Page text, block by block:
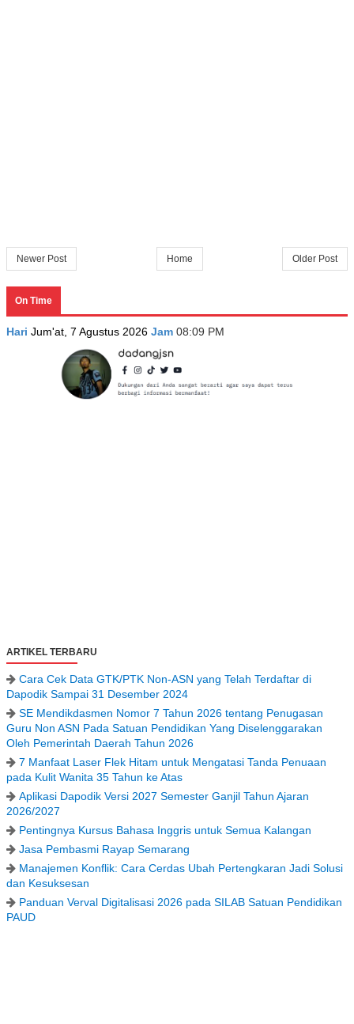
Newer Post Older Post
Home
On Time
Hari Jum'at, 7 Agustus 2026 Jam 08:09 PM
ARTIKEL TERBARU
Cara Cek Data GTK/PTK Non-ASN yang Telah Terdaftar di
Dapodik Sampai 31 Desember 2024
SE Mendikdasmen Nomor 7 Tahun 2026 tentang Penugasan
Guru Non ASN Pada Satuan Pendidikan Yang Diselenggarakan
Oleh Pemerintah Daerah Tahun 2026
7 Manfaat Laser Flek Hitam untuk Mengatasi Tanda Penuaan
pada Kulit Wanita 35 Tahun ke Atas
Aplikasi Dapodik Versi 2027 Semester Ganjil Tahun Ajaran
2026/2027
Pentingnya Kursus Bahasa Inggris untuk Semua Kalangan
Jasa Pembasmi Rayap Semarang
Manajemen Konflik: Cara Cerdas Ubah Pertengkaran Jadi Solusi
dan Kesuksesan
Panduan Verval Digitalisasi 2026 pada SILAB Satuan Pendidikan
PAUD